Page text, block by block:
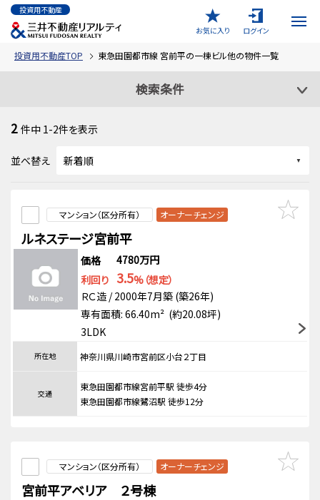
投資用不動産
お気に入り
ログイン
投資用不動産TOP 東急田園都市線 宮前平の一棟ビル他の物件一覧
検索条件
2 件中 1-2件を表示
並べ替え
マンション（区分所有） オーナーチェンジ
ルネステージ宮前平
価格
4780万円
利回り 3.5%（想定）
ＲＣ造 / 2000年7月築 (築26年)
専有面積: 66.40m² (約20.08坪)
3LDK
所在地 神奈川県川崎市宮前区小台２丁目
交通
東急田園都市線宮前平駅 徒歩4分
東急田園都市線鷺沼駅 徒歩12分
マンション（区分所有） オーナーチェンジ
宮前平アベリア ２号棟